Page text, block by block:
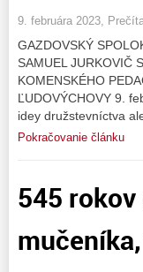
9. februára 2023,
GAZDOVSKÝ
SAMUEL JURKOVIČ
KOMENSKÉHO
ĽUDOVÝCHOVY 9.
idey družstevníctva
Pokračovanie článku
545